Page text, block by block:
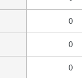
0
0
0